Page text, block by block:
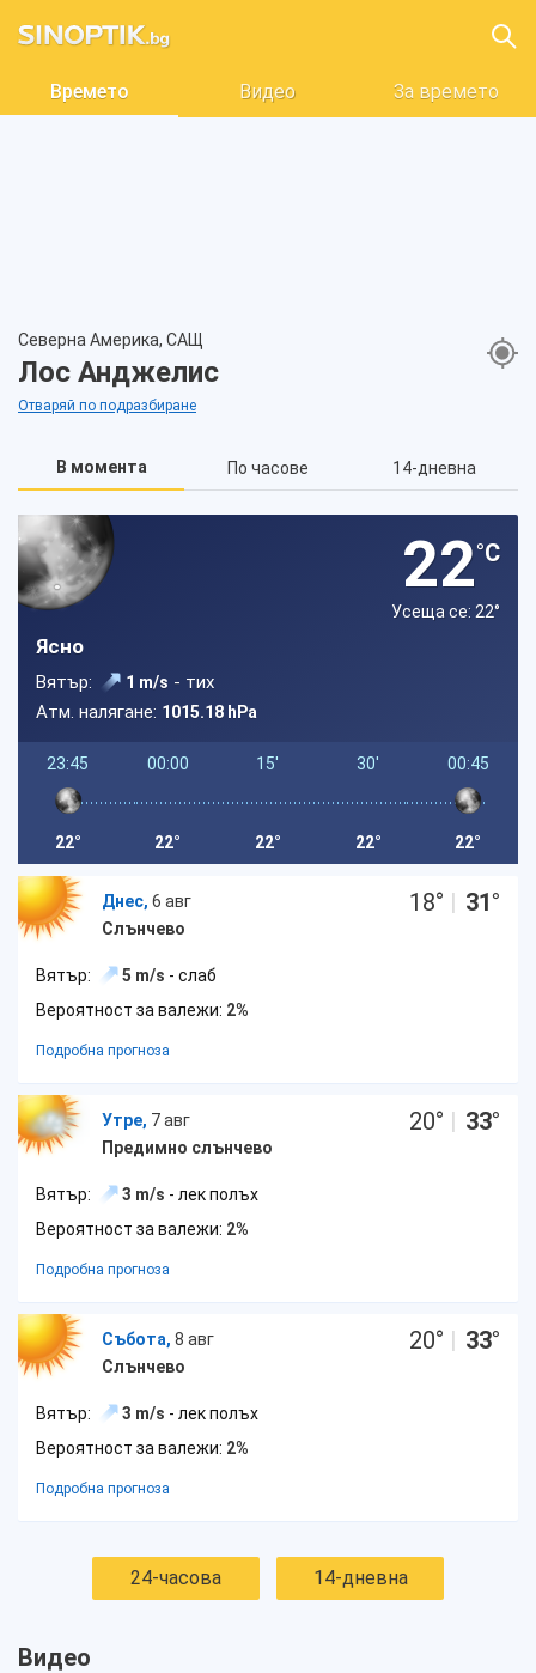
Времето Видео За времето
Северна Америка, САЩ
Лос Анджелис
Отваряй по подразбиране
В момента По часове 14-дневна
22°C
Усеща се: 22°
Ясно
Вятър: 1 m/s - тих
Атм. налягане: 1015.18 hPa
23:45
22°
00:00
22°
15'
22°
30'
22°
00:45
22°
Днес, 6 авг
Слънчево
18° | 31°
Вятър: 5 m/s - слаб
Вероятност за валежи: 2%
Подробна прогноза
Утре, 7 авг
Предимно слънчево
20° | 33°
Вятър: 3 m/s - лек полъх
Вероятност за валежи: 2%
Подробна прогноза
Събота, 8 авг
Слънчево
20° | 33°
Вятър: 3 m/s - лек полъх
Вероятност за валежи: 2%
Подробна прогноза
24-часова 14-дневна
Видео